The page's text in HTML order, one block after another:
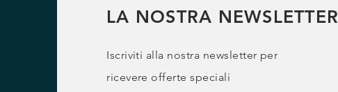
LA NOSTRA NEWSLETTER
Iscriviti alla nostra newsletter per
ricevere offerte speciali